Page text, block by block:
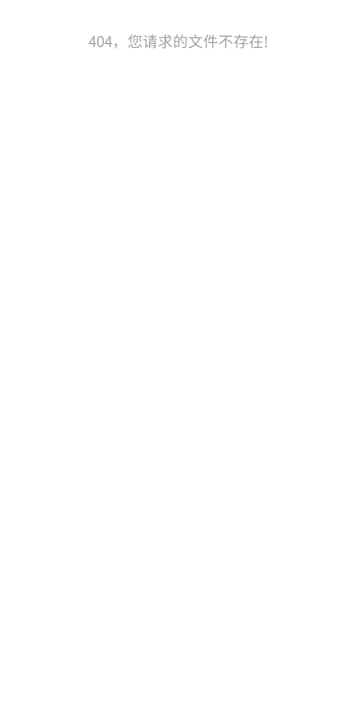
404，您请求的文件不存在!